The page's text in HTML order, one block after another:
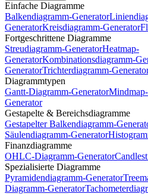
Einfache Diagramme
Balkendiagramm-Generator
GeneratorKreisdiagramm-Generator
Fortgeschrittene Diagramme
Streudiagramm-GeneratorHeatmap-
GeneratorKombinationsdiagramm-
GeneratorTrichterdiagramm-
Diagrammtypen
Gantt-Diagramm-Generator
Generator
Gestapelte & Bereichsdiagramme
Gestapelter Balkendiagramm-
Säulendiagramm-Generator
Finanzdiagramme
OHLC-Diagramm-Generator
Spezialisierte Diagramme
Pyramidendiagramm-Generator
Diagramm-Generator